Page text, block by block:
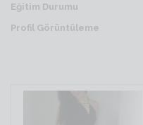
Eğitim Durumu
Profil Görüntüleme